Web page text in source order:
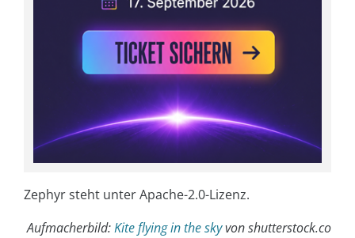
Zephyr steht unter Apache-2.0-Lizenz.
Aufmacherbild:Kite flying in the skyvon shutterstock.co